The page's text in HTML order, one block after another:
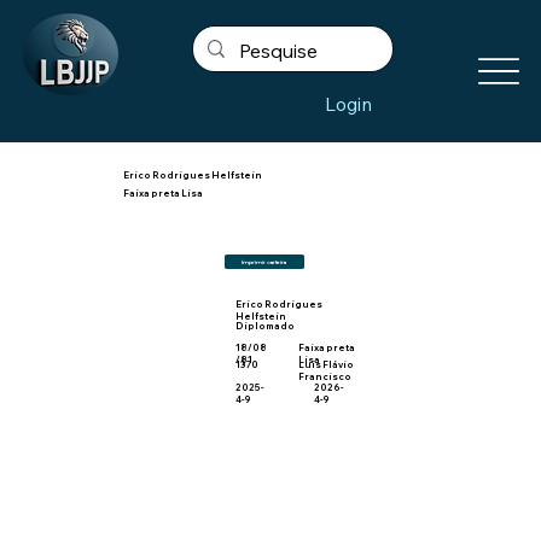
Login
Imprimir carteira
Erico Rodrigues Helfstein
Faixa preta Lisa
Faixa preta
Lisa
Erico Rodrigues
Helfstein
Diplomado
18/08
/81
Luis Flávio
Francisco
2025-
4-9
2026-
4-9
1370